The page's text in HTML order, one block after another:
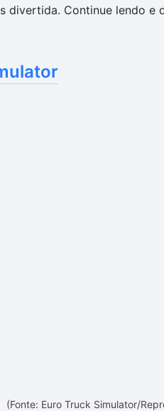
divertida. Continue lendo e
(Fonte: Euro Truck Simulator/